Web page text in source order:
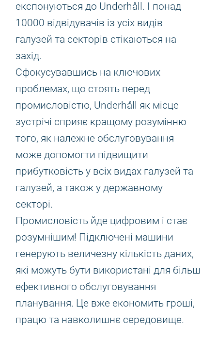
експонуються до Underhåll. І понад
10000 відвідувачів із усіх видів
галузей та секторів стікаються на
захід.
Сфокусувавшись на ключових
проблемах, що стоять перед
промисловістю, Underhåll як місце
зустрічі сприяє кращому розумінню
того, як належне обслуговування
може допомогти підвищити
прибутковість у всіх видах галузей та
галузей, а також у державному
секторі.
Промисловість йде цифровим і стає
розумнішим! Підключені машини
генерують величезну кількість даних,
які можуть бути використані для більш
ефективного обслуговування
планування. Це вже економить гроші,
працю та навколишнє середовище.